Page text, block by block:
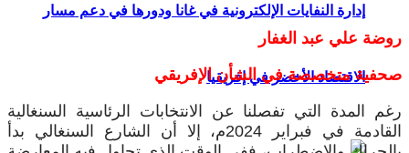
إدارة النفايات الإلكترونية في غانا ودورها في دعم مسار
الاقتصاد الأخضر في إفريقيا
روضة علي عبد الغفار
صحفية متخصصة في الشأن الإفريقي
رغم المدة التي تفصلنا عن الانتخابات الرئاسية السنغالية
القادمة في فبراير 2024م، إلا أن الشارع السنغالي بدأ